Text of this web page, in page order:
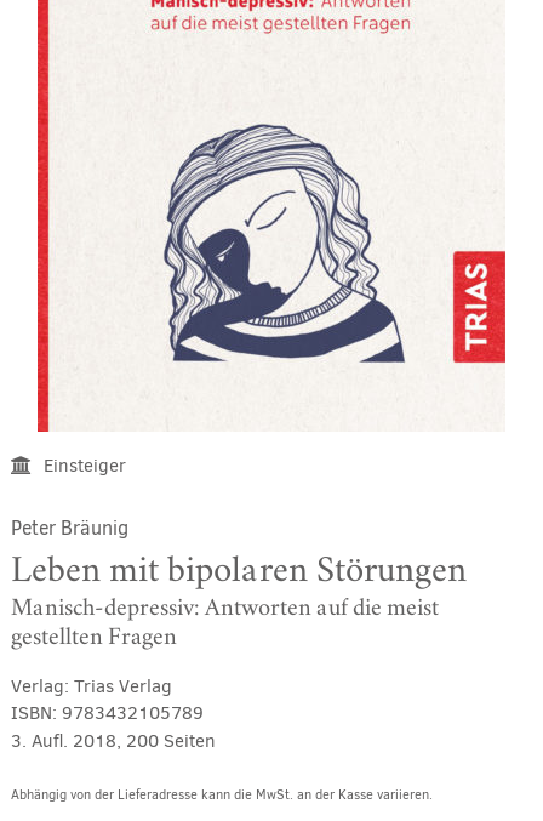
Einsteiger
Peter Bräunig
Leben mit bipolaren Störungen
Manisch-depressiv: Antworten auf die meist
gestellten Fragen
Verlag: Trias Verlag
ISBN: 9783432105789
3. Aufl. 2018, 200 Seiten
Abhängig von der Lieferadresse kann die MwSt. an der Kasse variieren.